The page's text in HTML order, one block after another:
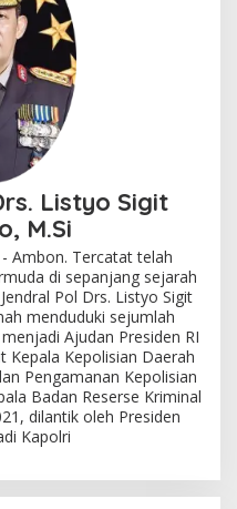
Listyo Sigit
M.Si
Ambon. Tercatat telah
di sepanjang sejarah
Pol Drs. Listyo Sigit
menduduki sejumlah
Ajudan Presiden RI
Kepala Kepolisian Daerah
Pengamanan Kepolisian
Badan Reserse Kriminal
dilantik oleh Presiden
Kapolri